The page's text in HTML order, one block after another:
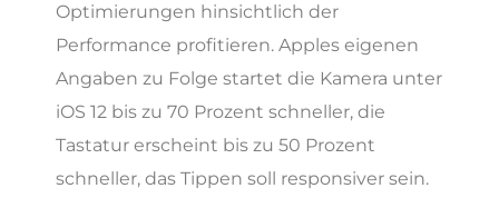
Optimierungen hinsichtlich der
Performance profitieren. Apples eigenen
Angaben zu Folge startet die Kamera unter
iOS 12 bis zu 70 Prozent schneller, die
Tastatur erscheint bis zu 50 Prozent
schneller, das Tippen soll responsiver sein.